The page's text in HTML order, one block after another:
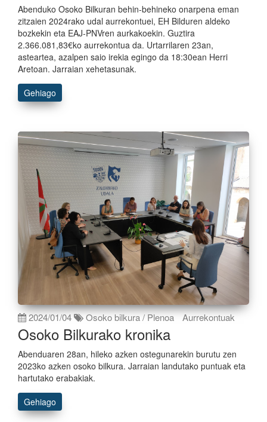
Abenduko Osoko Bilkuran behin-behineko onarpena eman
zitzaien 2024rako udal aurrekontuei, EH Bilduren aldeko
bozkekin eta EAJ-PNVren aurkakoekin. Guztira
2.366.081,83€ko aurrekontua da. Urtarrilaren 23an,
asteartea, azalpen saio irekia egingo da 18:30ean Herri
Aretoan. Jarraian xehetasunak.
Gehiago
2024/01/04 Osoko bilkura / Plenoa Aurrekontuak
Osoko Bilkurako kronika
Abenduaren 28an, hileko azken ostegunarekin burutu zen
2023ko azken osoko bilkura. Jarraian landutako puntuak eta
hartutako erabakiak.
Gehiago